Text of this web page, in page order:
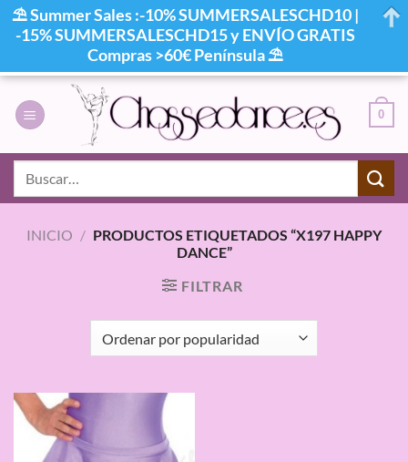
contenido
0
INICIO / PRODUCTOS ETIQUETADOS “X197 HAPPY
DANCE”
FILTRAR
⛱ Summer Sales :-10% SUMMERSALESCHD10 |
-15% SUMMERSALESCHD15 y ENVÍO GRATIS
Compras >60€ Península ⛱